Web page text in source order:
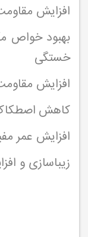
افزایش
بهبود خواص
خستگی
افزایش
کاهش اصطکاک
افزایش عمر
زیباسازی و